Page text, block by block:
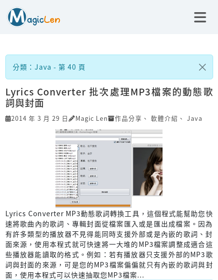
分類：Java - 第 40 頁
Lyrics Converter 批次處理MP3檔案的動態歌
詞與封面
2014 年 3 月 29 日 Magic Len 作品分享 、 軟體介紹 、 Java
Lyrics Converter MP3動態歌詞轉換工具，這個程式能幫助您快
速將歌曲內的歌詞、專輯封面從檔案匯入或是匯出成檔案。因為
有許多類型的播放器不見得能同時支援外部或是內嵌的歌詞、封
面來源，使用本程式就可快速將一大堆的MP3檔案調整成適合這
些播放器能讀取的格式。例如：若有播放器只支援外部的MP3歌
詞與封面的來源，可是您的MP3檔案偏偏就只有內嵌的歌詞與封
面，使用本程式可以快速抽取您MP3檔案...